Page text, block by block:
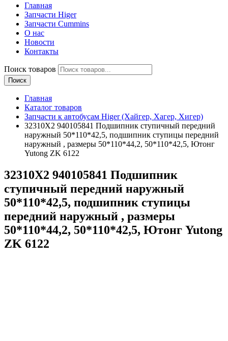
Главная
Запчасти Higer
Запчасти Cummins
О нас
Новости
Контакты
Поиск товаров
Поиск
Главная
Каталог товаров
Запчасти к автобусам Higer (Хайгер, Хагер, Хигер)
32310X2 940105841 Подшипник ступичный передний
наружный 50*110*42,5, подшипник ступицы передний
наружный , размеры 50*110*44,2, 50*110*42,5, Ютонг
Yutong ZK 6122
32310X2 940105841 Подшипник
ступичный передний наружный
50*110*42,5, подшипник ступицы
передний наружный , размеры
50*110*44,2, 50*110*42,5, Ютонг Yutong
ZK 6122